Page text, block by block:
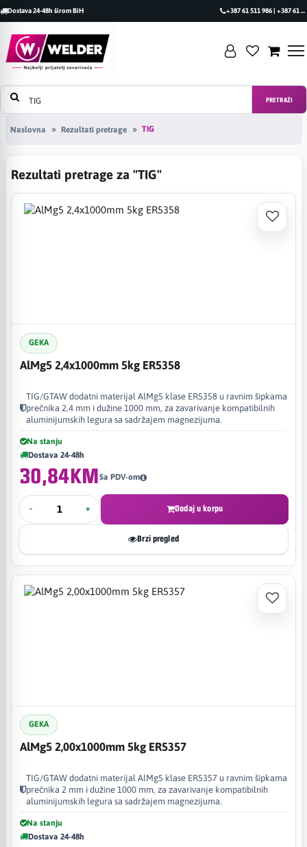
Dostava 24-48h širom BiH +387 61 511 986 | +387 61 493 470
PRETRAŽI
Naslovna Rezultati pretrage TIG
Rezultati pretrage za "TIG"
GEKA
AlMg5 2,4x1000mm 5kg ER5358
TIG/GTAW dodatni materijal AlMg5 klase ER5358 u ravnim šipkama
prečnika 2,4 mm i dužine 1000 mm, za zavarivanje kompatibilnih
aluminijumskih legura sa sadržajem magnezijuma.
Na stanju
Dostava 24-48h
30,84KMSa PDV-om
- + Dodaj u korpu
Brzi pregled
GEKA
AlMg5 2,00x1000mm 5kg ER5357
TIG/GTAW dodatni materijal AlMg5 klase ER5357 u ravnim šipkama
prečnika 2 mm i dužine 1000 mm, za zavarivanje kompatibilnih
aluminijumskih legura sa sadržajem magnezijuma.
Na stanju
Dostava 24-48h